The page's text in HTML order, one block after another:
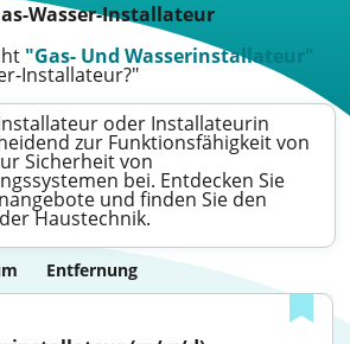
Wasser-Installateur
"Gas- Und Wasserinstallateur"
Installateur?"
oder Installateurin
zur Funktionsfähigkeit von
Sicherheit von
bei. Entdecken Sie
und finden Sie den
Haustechnik.
Entfernung